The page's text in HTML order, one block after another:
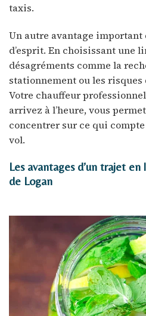
taxis.
Un autre avantage
d’esprit. En choisissant une
désagréments comme la
stationnement ou les
Votre chauffeur professionnel
arrivez à l’heure, vous
concentrer sur ce qui
vol.
Les avantages d’un trajet en
de Logan